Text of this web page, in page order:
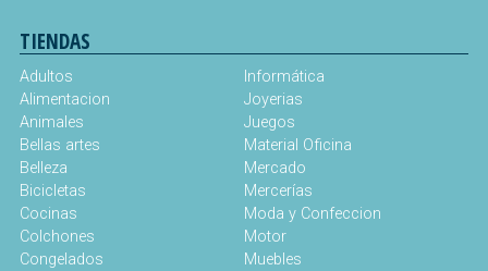
TIENDAS
Adultos
Alimentacion
Animales
Bellas artes
Belleza
Bicicletas
Cocinas
Colchones
Congelados
Informática
Joyerias
Juegos
Material Oficina
Mercado
Mercerías
Moda y Confeccion
Motor
Muebles